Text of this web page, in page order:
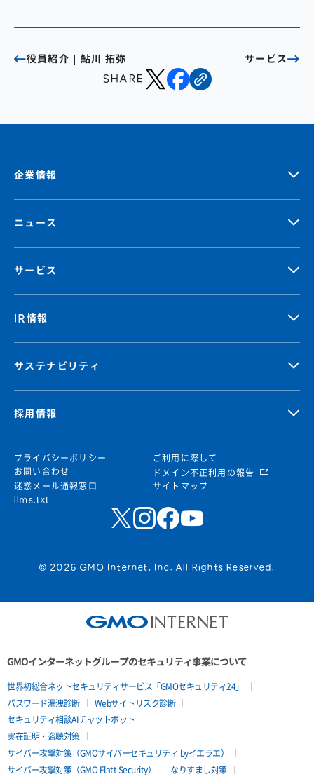
役員紹介｜鮎川 拓弥
サービス
SHARE
企業情報
ニュース
サービス
IR情報
サステナビリティ
採用情報
プライバシーポリシー
ご利用に際して
お問い合わせ
ドメイン不正利用の報告
迷惑メール通報窓口
サイトマップ
llms.txt
© 2026 GMO Internet, Inc. All Rights Reserved.
GMOインターネットグループのセキュリティ事業について
世界初総合ネットセキュリティサービス「GMOセキュリティ24」
パスワード漏洩診断
Webサイトリスク診断
セキュリティ相談AIチャットボット
実在証明・盗聴対策
サイバー攻撃対策（GMOサイバーセキュリティ byイエラエ）
サイバー攻撃対策（GMO Flatt Security）
なりすまし対策